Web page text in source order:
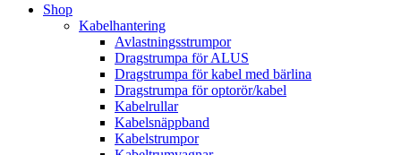
Shop
Kabelhantering
Avlastningsstrumpor
Dragstrumpa för ALUS
Dragstrumpa för kabel med bärlina
Dragstrumpa för optorör/kabel
Kabelrullar
Kabelsnäppband
Kabelstrumpor